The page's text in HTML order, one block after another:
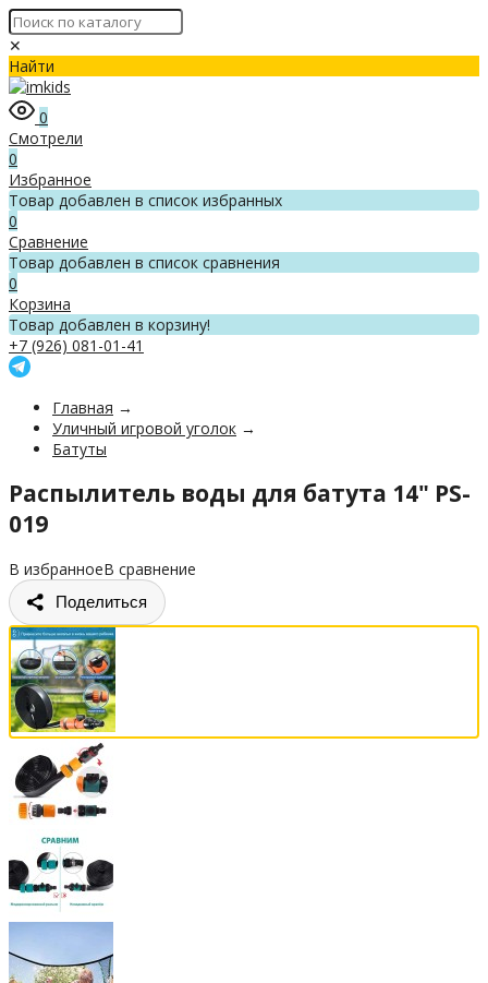
✕
Найти
0
Смотрели
0
Избранное
Товар добавлен в список избранных
0
Сравнение
Товар добавлен в список сравнения
0
Корзина
Товар добавлен в корзину!
+7 (926) 081-01-41
Главная →
Уличный игровой уголок →
Батуты
Распылитель воды для батута 14" PS-
019
В избранноеВ сравнение
Поделиться